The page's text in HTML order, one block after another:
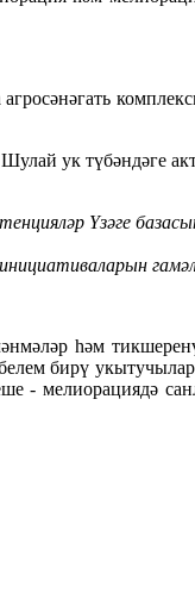
ук түбәндәге
Үзәге
һәм
бирү
мелиорациядә